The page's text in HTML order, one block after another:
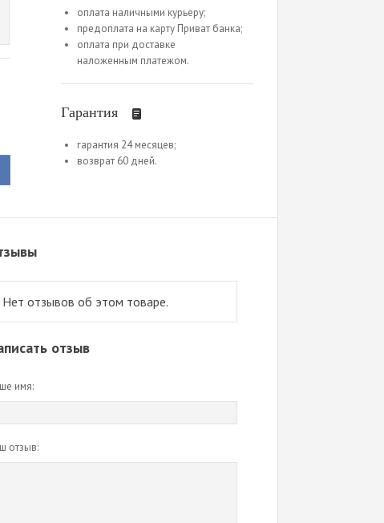
оплата наличными курьеру;
предоплата на карту Приват банка;
оплата при доставке
наложенным платежом.
Гарантия
гарантия 24 месяцев;
возврат 60 дней.
Нет отзывов об этом товаре.
отзыв
имя:
отзыв: